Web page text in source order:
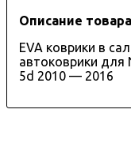
Описание товара
EVA коврики в
автоковрики для
5d 2010 — 2016